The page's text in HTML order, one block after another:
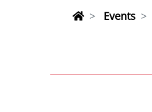
Events